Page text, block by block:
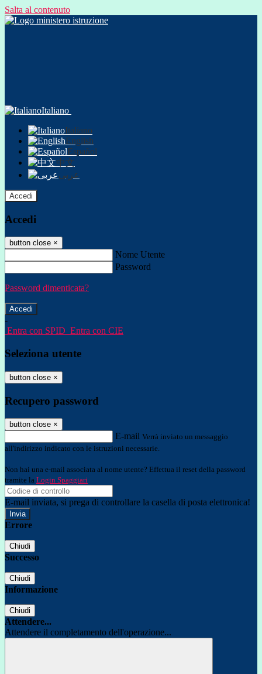
Salta al contenuto
Italiano
Italiano
English
Español
中文
عربى
Accedi
Accedi
button close ×
Nome Utente
Password
Password dimenticata?
-
Entra con SPID Entra con CIE
Seleziona utente
button close ×
Recupero password
button close ×
E-mail Verrà inviato un messaggio
all'indirizzo indicato con le istruzioni necessarie.
Non hai una e-mail associata al nome utente? Effettua il reset della password
tramite la Login Spaggiari
E-mail inviata, si prega di controllare la casella di posta elettronica!
Errore
Chiudi
Successo
Chiudi
Informazione
Chiudi
Attendere...
Attendere il completamento dell'operazione...